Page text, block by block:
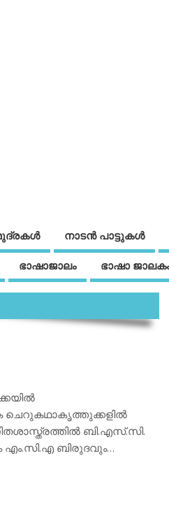
നാടന്‍ പാട്ടുകള്‍
ഭാഷാജാലം ഭാഷാ
ചെറുകഥാകൃത്തുക്കളില്‍
ബി.എസ്.സി.
ബിരുദവും…